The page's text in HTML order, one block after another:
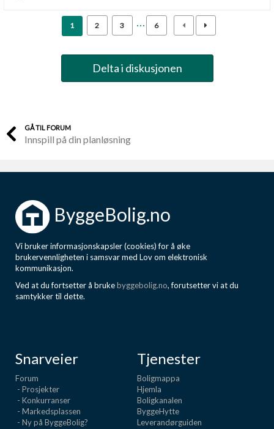
1 2 3 6
Delta i diskusjonen
GÅ TIL FORUM
Innspill på din planløsning
ByggeBolig.no
Vi bruker informasjonskapsler (cookies) for å øke
brukervennligheten i samsvar med Lov om elektronisk
kommunikasjon.
Ved at du fortsetter å brukebyggebolig.no, forutsetter vi at du
samtykker til dette.
Snarveier
Forum
- Prosjekter
- Konkurranser
- Markedsplassen
- Ny på ByggeBolig?
Tjenester
Boligmappa
Hjemla
Boligkanalen
ByggeHytte
Leverandørguiden